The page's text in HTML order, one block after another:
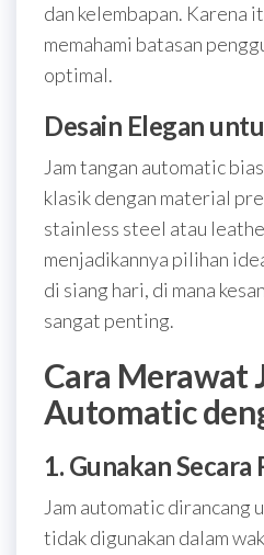
dan kelembapan. Karena
memahami batasan
optimal.
Desain Elegan
Jam tangan automatic
klasik dengan material
stainless steel atau
menjadikannya pilihan
di siang hari, di mana
sangat penting.
Cara Merawat
Automatic
1. Gunakan Secara
Jam automatic dirancang
tidak digunakan dalam